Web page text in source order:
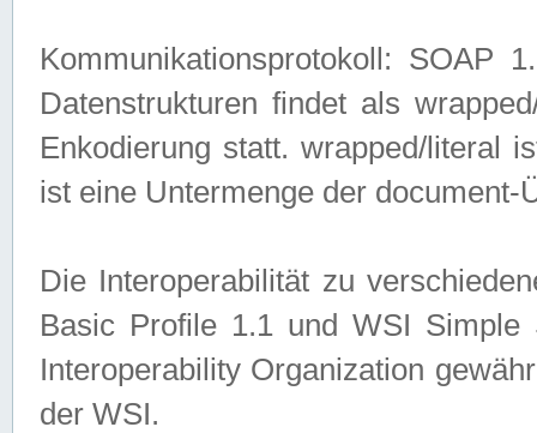
Kommunikationsprotokoll: SOAP
Datenstrukturen findet als
Enkodierung statt. wrapped/literal
ist eine Untermenge der
Die Interoperabilität zu
Basic Profile 1.1 und WSI
Interoperability Organization
der WSI.